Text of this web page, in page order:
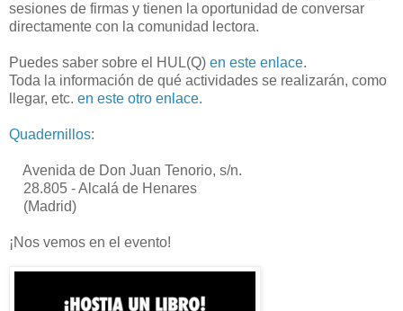
sesiones de firmas y tienen la oportunidad de conversar
directamente con la comunidad lectora.
Puedes saber sobre el HUL(Q) en este enlace.
Toda la información de qué actividades se realizarán, como
llegar, etc. en este otro enlace.
Quadernillos:
Avenida de Don Juan Tenorio, s/n.
28.805 - Alcalá de Henares
(Madrid)
¡Nos vemos en el evento!